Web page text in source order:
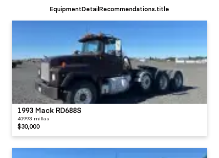
EquipmentDetailRecommendations.title
1993 Mack RD688S
40993 millas
$30,000